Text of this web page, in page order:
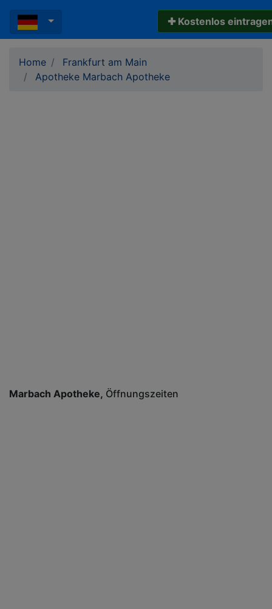
✚ Kostenlos
Home
Frankfurt am Main
Apotheke Marbach Apotheke
Marbach Apotheke Öffnungszeiten